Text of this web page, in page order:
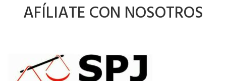
AFÍLIATE CON NOSOTROS